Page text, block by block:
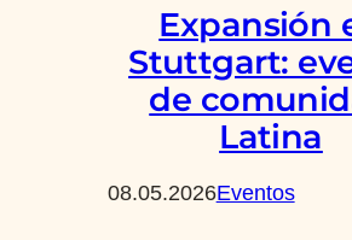
Expansión
Stuttgart:
de
Latina
08.05.2026Eventos